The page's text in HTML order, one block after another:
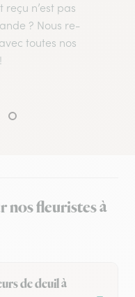
n’est pas
? Nous re-
toutes nos
nos fleuristes à
de deuil à